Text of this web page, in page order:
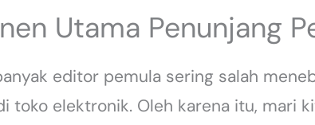
Utama Penunjang
editor pemula sering salah
toko elektronik. Oleh karena itu, mari